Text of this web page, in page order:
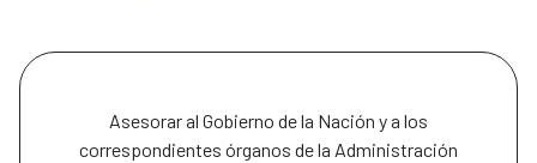
Asesorar al Gobierno de la Nación y a los
correspondientes órganos de la Administración